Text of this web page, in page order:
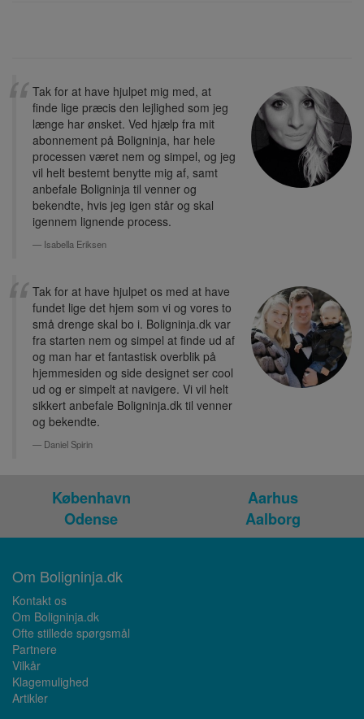
Tak for at have hjulpet mig med, at
finde lige præcis den lejlighed som jeg
længe har ønsket. Ved hjælp fra mit
abonnement på Boligninja, har hele
processen været nem og simpel, og jeg
vil helt bestemt benytte mig af, samt
anbefale Boligninja til venner og
bekendte, hvis jeg igen står og skal
igennem lignende process.
Isabella Eriksen
Tak for at have hjulpet os med at have
fundet lige det hjem som vi og vores to
små drenge skal bo i. Boligninja.dk var
fra starten nem og simpel at finde ud af
og man har et fantastisk overblik på
hjemmesiden og side designet ser cool
ud og er simpelt at navigere. Vi vil helt
sikkert anbefale Boligninja.dk til venner
og bekendte.
Daniel Spirin
København
Aarhus
Odense
Aalborg
Om Boligninja.dk
Kontakt os
Om Boligninja.dk
Ofte stillede spørgsmål
Partnere
Vilkår
Klagemulighed
Artikler